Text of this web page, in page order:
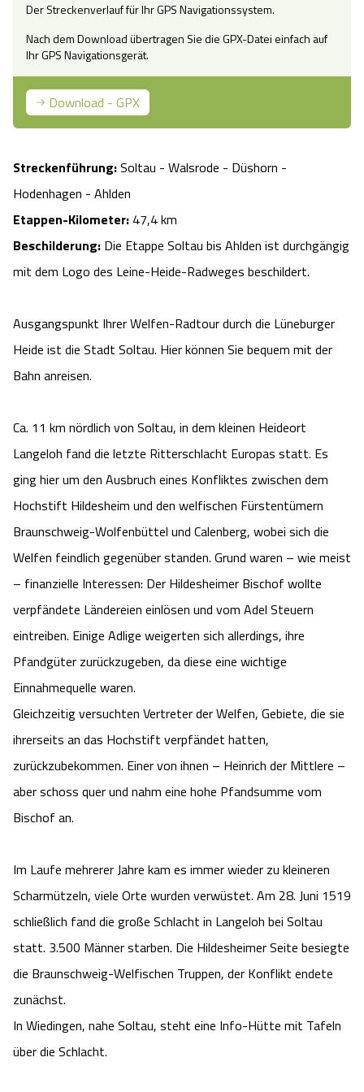
Camping
Urlaub auf dem Bauernhof
Urlaub mit Hund
Kataloge
Shop
Kontakt
Regionale Küche
Tiere
Unterkünfte
Urlaub mit Hund
Landschaftsführungen
Veranstaltungen
Otter Zentrum
Wildpark Müden
Ralf Schumacher Kart & Bowl
Abenteuerland Trampolin-Park
Unterkünfte
Ausflugsziele
Shopping Celle
Kulinarisches Celle
Unterkünfte Celle
Veranstaltungen & Führungen Celle
Streckenführung:Soltau - Walsrode - Düshorn -
Hodenhagen - Ahlden
Etappen-Kilometer: 47,4 km
Beschilderung: Die Etappe Soltau bis Ahlden ist durchgängig
mit dem Logo des Leine-Heide-Radweges beschildert.
Ausgangspunkt Ihrer Welfen-Radtour durch die Lüneburger
Heide ist die Stadt Soltau. Hier können Sie bequem mit der
Bahn anreisen.
Ca. 11 km nördlich von Soltau, in dem kleinen Heideort
Langeloh fand die letzte Ritterschlacht Europas statt. Es
ging hier um den Ausbruch eines Konfliktes zwischen dem
Hochstift Hildesheim und den welfischen Fürstentümern
Braunschweig-Wolfenbüttel und Calenberg, wobei sich die
Welfen feindlich gegenüber standen. Grund waren – wie meist
– finanzielle Interessen: Der Hildesheimer Bischof wollte
verpfändete Ländereien einlösen und vom Adel Steuern
eintreiben. Einige Adlige weigerten sich allerdings, ihre
Pfandgüter zurückzugeben, da diese eine wichtige
Einnahmequelle waren.
Gleichzeitig versuchten Vertreter der Welfen, Gebiete, die sie
ihrerseits an das Hochstift verpfändet hatten,
zurückzubekommen. Einer von ihnen – Heinrich der Mittlere –
aber schoss quer und nahm eine hohe Pfandsumme vom
Bischof an.
Im Laufe mehrerer Jahre kam es immer wieder zu kleineren
Scharmützeln, viele Orte wurden verwüstet. Am 28. Juni 1519
schließlich fand die große Schlacht in Langeloh bei Soltau
statt. 3.500 Männer starben. Die Hildesheimer Seite besiegte
die Braunschweig-Welfischen Truppen, der Konflikt endete
zunächst.
In Wiedingen, nahe Soltau, steht eine Info-Hütte mit Tafeln
über die Schlacht.
Der Streckenverlauf für Ihr GPS Navigationssystem.
Nach dem Download übertragen Sie die GPX-Datei einfach auf
Ihr GPS Navigationsgerät.
Download - GPX